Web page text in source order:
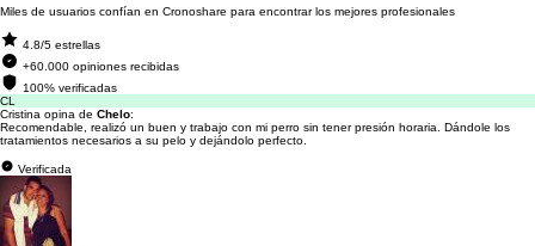
Miles de usuarios confían en Cronoshare para encontrar los mejores profesionales
4.8/5 estrellas
+60.000 opiniones recibidas
100% verificadas
CL
Cristina opina de Chelo:
Recomendable, realizó un buen y trabajo con mi perro sin tener presión horaria. Dándole los
tratamientos necesarios a su pelo y dejándolo perfecto.
Verificada